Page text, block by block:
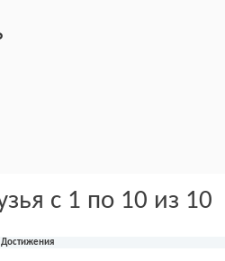
с 1 по 10 из 10
Достижения